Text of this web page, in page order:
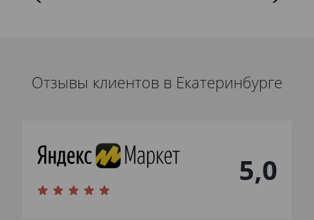
Отзывы клиентов в Екатеринбурге
5,0